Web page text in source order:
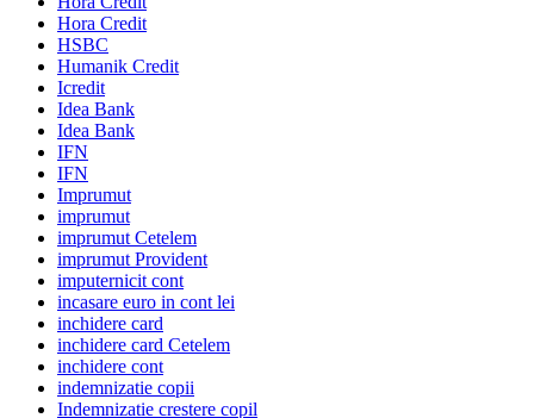
Hora Credit
HSBC
Humanik Credit
Icredit
Idea Bank
Idea Bank
IFN
IFN
Imprumut
imprumut
imprumut Cetelem
imprumut Provident
imputernicit cont
incasare euro in cont lei
inchidere card
inchidere card Cetelem
inchidere cont
indemnizatie copii
Indemnizatie crestere copil